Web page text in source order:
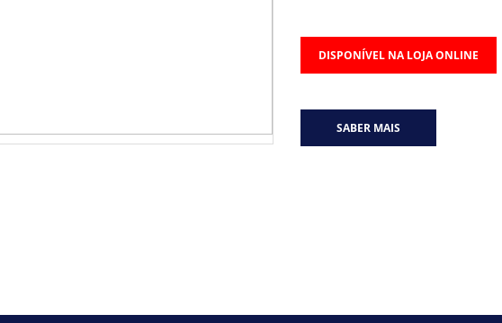
DISPONÍVEL NA LOJA ONLINE
SABER MAIS